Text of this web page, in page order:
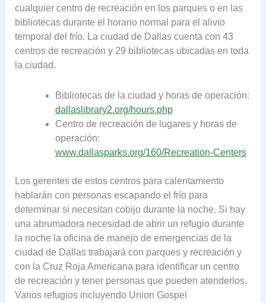
cualquier centro de recreación en los parques o en las
bibliotecas durante el horario normal para el alivio
temporal del frío. La ciudad de Dallas cuenta con 43
centros de recreación y 29 bibliotecas ubicadas en toda
la ciudad.
Bibliotecas de la ciudad y horas de operación:
dallaslibrary2.org/hours.php
Centro de recreación de lugares y horas de
operación:
www.dallasparks.org/160/Recreation-Centers
Los gerentes de estos centros para calentamiento
hablarán con personas escapando el frío para
determinar si necesitan cobijo durante la noche. Si hay
una abrumadora necesidad de abrir un refugio durante
la noche la oficina de manejo de emergencias de la
ciudad de Dallas trabajará con parques y recreación y
con la Cruz Roja Americana para identificar un centro
de recreación y tener personas que pueden atenderlos.
Varios refugios incluyendo Union Gospel